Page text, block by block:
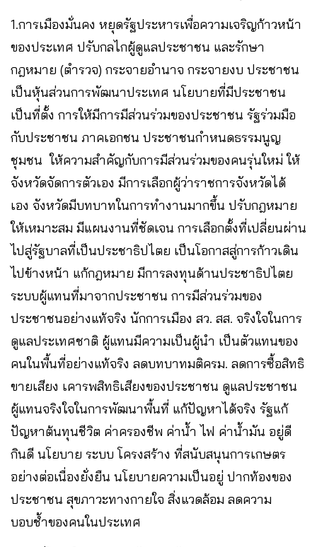
1.การเมืองมั่นคง หยุดรัฐประหารเพื่อความเจริญก้าวหน้า
ของประเทศ ปรับกลไกผู้ดูแลประชาชน และรักษา
กฎหมาย (ตำรวจ) กระจายอำนาจ กระจายงบ ประชาชน
เป็นหุ้นส่วนการพัฒนาประเทศ นโยบายที่มีประชาชน
เป็นที่ตั้ง การให้มีการมีส่วนร่วมของประชาชน รัฐร่วมมือ
กับประชาชน ภาคเอกชน ประชาชนกำหนดธรรมนูญ
ชุมชน ให้ความสำคัญกับการมีส่วนร่วมของคนรุ่นใหม่ ให้
จังหวัดจัดการตัวเอง มีการเลือกผู้ว่าราชการจังหวัดได้
เอง จังหวัดมีบทบาทในการทำงานมากขึ้น ปรับกฎหมาย
ให้เหมาะสม มีแผนงานที่ชัดเจน การเลือกตั้งที่เปลี่ยนผ่าน
ไปสู่รัฐบาลที่เป็นประชาธิปไตย เป็นโอกาสสู่การก้าวเดิน
ไปข้างหน้า แก้กฎหมาย มีการลงทุนด้านประชาธิปไตย
ระบบผู้แทนที่มาจากประชาชน การมีส่วนร่วมของ
ประชาชนอย่างแท้จริง นักการเมือง สว. สส. จริงใจในการ
ดูแลประเทศชาติ ผู้แทนมีความเป็นผู้นำ เป็นตัวแทนของ
คนในพื้นที่อย่างแท้จริง ลดบทบาทมติครม. ลดการซื้อสิทธิ
ขายเสียง เคารพสิทธิเสียงของประชาชน ดูแลประชาชน
ผู้แทนจริงใจในการพัฒนาพื้นที่ แก้ปัญหาได้จริง รัฐแก้
ปัญหาต้นทุนชีวิต ค่าครองชีพ ค่าน้ำ ไฟ ค่าน้ำมัน อยู่ดี
กินดี นโยบาย ระบบ โครงสร้าง ที่สนับสนุนการเกษตร
อย่างต่อเนื่องยั่งยืน นโยบายความเป็นอยู่ ปากท้องของ
ประชาชน สุขภาวะทางกายใจ สิ่งแวดล้อม ลดความ
บอบช้ำของคนในประเทศ